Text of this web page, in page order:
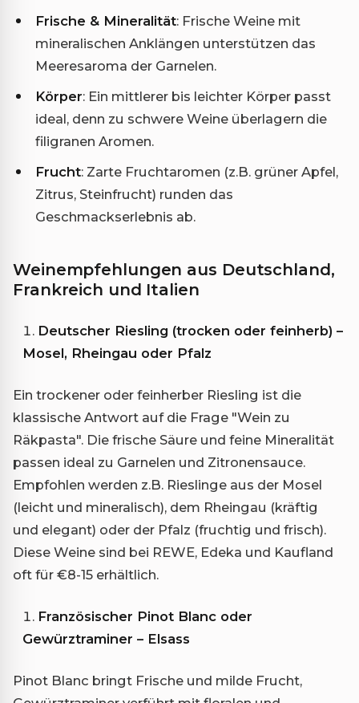
Frische & Mineralität: Frische Weine mit
mineralischen Anklängen unterstützen das
Meeresaroma der Garnelen.
Körper: Ein mittlerer bis leichter Körper passt
ideal, denn zu schwere Weine überlagern die
filigranen Aromen.
Frucht: Zarte Fruchtaromen (z.B. grüner Apfel,
Zitrus, Steinfrucht) runden das
Geschmackserlebnis ab.
Weinempfehlungen aus Deutschland,
Frankreich und Italien
Deutscher Riesling (trocken oder feinherb) –
Mosel, Rheingau oder Pfalz
Ein trockener oder feinherber Riesling ist die
klassische Antwort auf die Frage "Wein zu
Räkpasta". Die frische Säure und feine Mineralität
passen ideal zu Garnelen und Zitronensauce.
Empfohlen werden z.B. Rieslinge aus der Mosel
(leicht und mineralisch), dem Rheingau (kräftig
und elegant) oder der Pfalz (fruchtig und frisch).
Diese Weine sind bei REWE, Edeka und Kaufland
oft für €8-15 erhältlich.
Französischer Pinot Blanc oder
Gewürztraminer – Elsass
Pinot Blanc bringt Frische und milde Frucht,